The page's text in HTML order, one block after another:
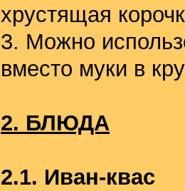
хрустящая
3. Можно
вместо муки в
2. БЛЮДА
2.1. Иван-квас